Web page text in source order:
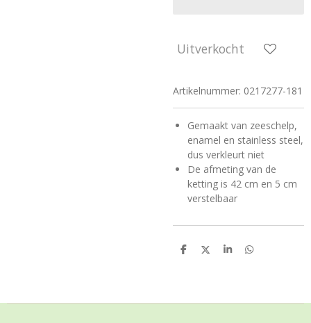
Uitverkocht
Artikelnummer: 0217277-181
Gemaakt van zeeschelp,
enamel en stainless steel,
dus verkleurt niet
De afmeting van de
ketting is 42 cm en 5 cm
verstelbaar
D
D
S
D